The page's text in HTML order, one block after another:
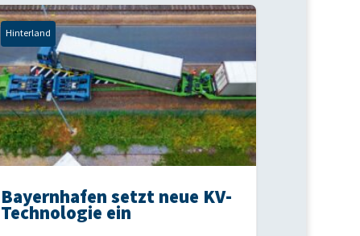
Hinterland
Bayernhafen setzt neue KV-
Technologie ein